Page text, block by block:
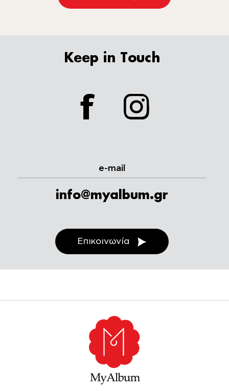
Keep in Touch
facebook
e-mail
info@myalbum.gr
Επικοινωνία